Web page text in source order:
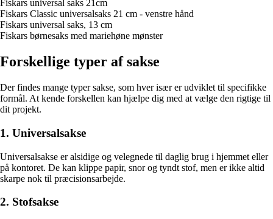
Fiskars universal saks 21cm
Fiskars Classic universalsaks 21 cm - venstre hånd
Fiskars universal saks, 13 cm
Fiskars børnesaks med mariehøne mønster
Forskellige typer af sakse
Der findes mange typer sakse, som hver især er udviklet til specifikke
formål. At kende forskellen kan hjælpe dig med at vælge den rigtige til
dit projekt.
1. Universalsakse
Universalsakse er alsidige og velegnede til daglig brug i hjemmet eller
på kontoret. De kan klippe papir, snor og tyndt stof, men er ikke altid
skarpe nok til præcisionsarbejde.
2. Stofsakse